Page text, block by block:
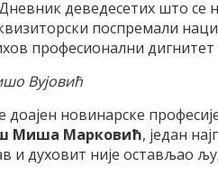
деведесетих што се
поспремали
професионални дигнитет
Вујовић
доајен новинарске
Миша Марковић, један
и духовит није остављао